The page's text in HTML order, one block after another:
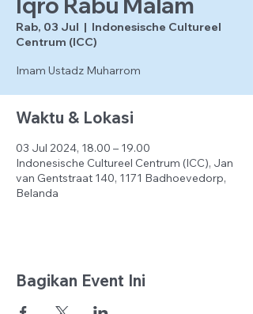
Rab, 03 Jul
  |
Indonesische Cultureel
Centrum (ICC)
Imam Ustadz Muharrom
Waktu & Lokasi
03 Jul 2024, 18.00 – 19.00
Indonesische Cultureel Centrum (ICC), Jan
van Gentstraat 140, 1171 Badhoevedorp,
Belanda
Bagikan Event Ini